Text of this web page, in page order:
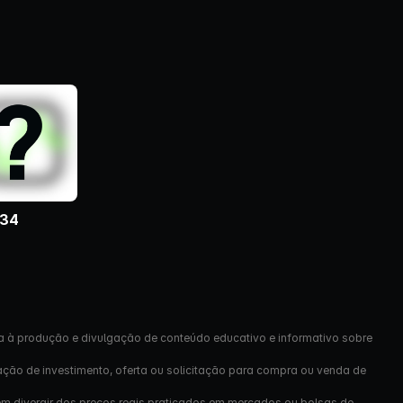
à produção e divulgação de conteúdo educativo e informativo sobre
de investimento, oferta ou solicitação para compra ou venda de